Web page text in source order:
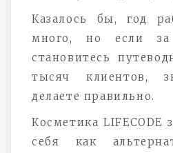
Казалось бы, год
много, но если
становитесь
тысяч клиентов,
делаете правильно.
Косметика LIFECODE
себя как